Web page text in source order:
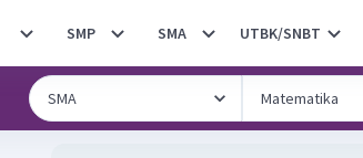
SMP SMA UTBK/SNBT